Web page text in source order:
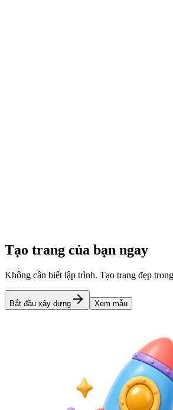
Nhận liên kết rút gọn và chia sẻ khắp nơi
Tạo trang của bạn ngay
Không cần biết lập trình. Tạo trang đẹp
Bắt đầu xây dựng Xem mẫu